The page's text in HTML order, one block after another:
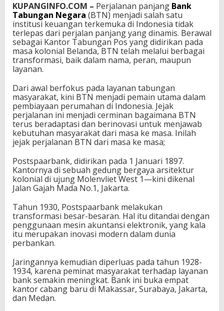
KUPANGINFO.COM – Perjalanan panjang Bank
Tabungan Negara (BTN) menjadi salah satu
institusi keuangan terkemuka di Indonesia tidak
terlepas dari perjalan panjang yang dinamis. Berawal
sebagai Kantor Tabungan Pos yang didirikan pada
masa kolonial Belanda, BTN telah melalui berbagai
transformasi, baik dalam nama, peran, maupun
layanan.
Dari awal berfokus pada layanan tabungan
masyarakat, kini BTN menjadi pemain utama dalam
pembiayaan perumahan di Indonesia. Jejak
perjalanan ini menjadi cerminan bagaimana BTN
terus beradaptasi dan berinovasi untuk menjawab
kebutuhan masyarakat dari masa ke masa. Inilah
jejak perjalanan BTN dari masa ke masa;
Postspaarbank, didirikan pada 1 Januari 1897.
Kantornya di sebuah gedung bergaya arsitektur
kolonial di ujung Molenvliet West 1—kini dikenal
Jalan Gajah Mada No.1, Jakarta.
Tahun 1930, Postspaarbank melakukan
transformasi besar-besaran. Hal itu ditandai dengan
penggunaan mesin akuntansi elektronik, yang kala
itu merupakan inovasi modern dalam dunia
perbankan.
Jaringannya kemudian diperluas pada tahun 1928-
1934, karena peminat masyarakat terhadap layanan
bank semakin meningkat. Bank ini buka empat
kantor cabang baru di Makassar, Surabaya, Jakarta,
dan Medan.